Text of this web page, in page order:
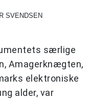
SVENDSEN
særlige
Amagerknægten,
elektroniske
alder, var